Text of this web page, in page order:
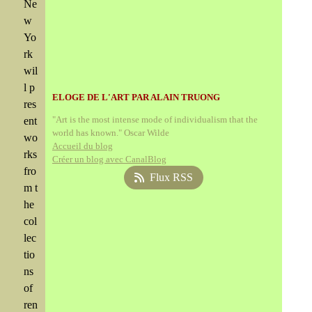
Ne
w
Yo
rk
wil
l p
res
ent
wo
rks
fro
m t
he
col
lec
tio
ns
of
ren
ELOGE DE L'ART PAR ALAIN TRUONG
"Art is the most intense mode of individualism that the
world has known." Oscar Wilde
Accueil du blog
Créer un blog avec CanalBlog
Flux RSS